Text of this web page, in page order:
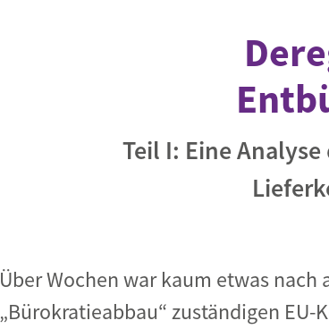
Teil I: Eine
Über Wochen war kaum etwas
„Bürokratieabbau“ zuständigen